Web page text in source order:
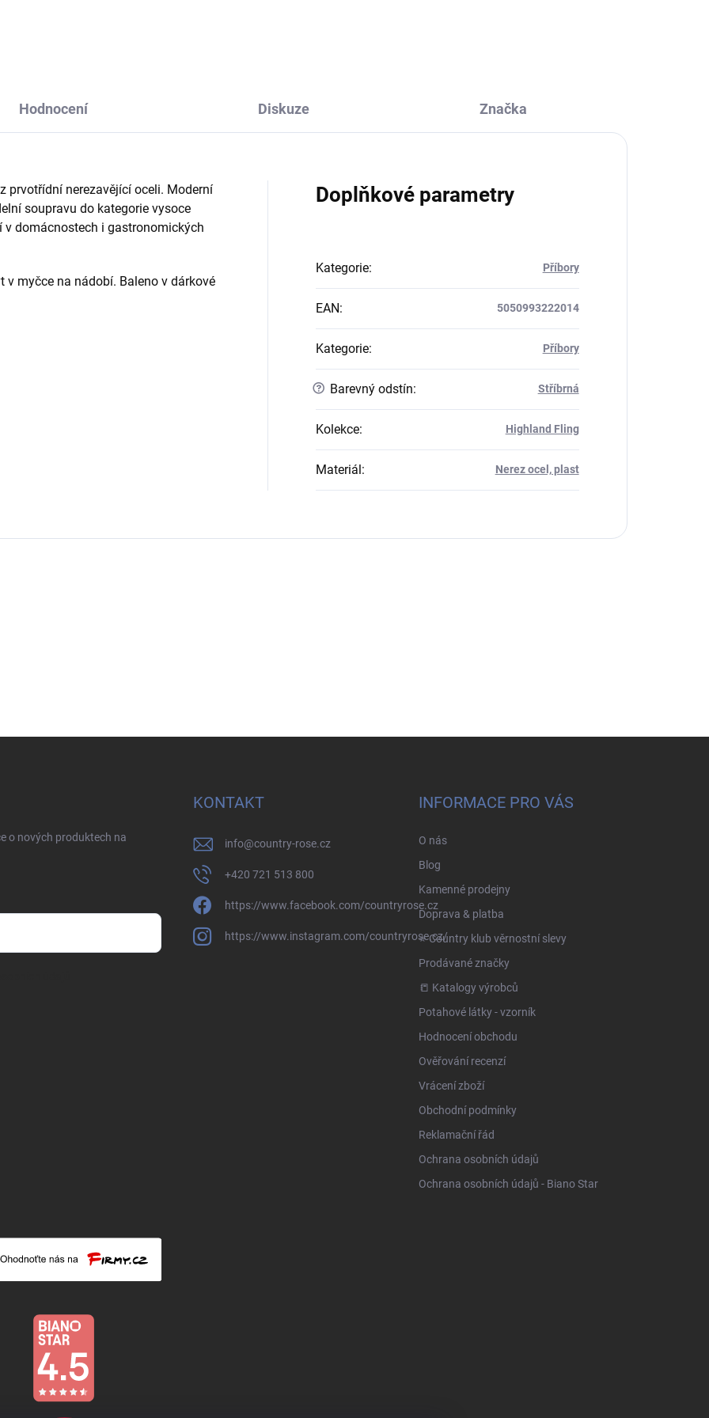
Hodnocení Diskuze Značka
prvotřídní nerezavějící oceli. Moderní
soupravu do kategorie vysoce
domácnostech i gastronomických
v myčce na nádobí. Baleno v dárkové
Doplňkové parametry
Kategorie: Příbory
EAN: 5050993222014
Kategorie: Příbory
? Barevný odstín: Stříbrná
Kolekce: Highland Fling
Materiál: Nerez ocel, plast
o nových produktech na
KONTAKT
info@country-rose.cz
+420 721 513 800
https://www.facebook.com/countryrose.cz
https://www.instagram.com/countryrose.cz/
INFORMACE PRO VÁS
O nás
Blog
Kamenné prodejny
Doprava & platba
⭐️ Country klub věrnostní slevy
Prodávané značky
📒 Katalogy výrobců
Potahové látky - vzorník
Hodnocení obchodu
Ověřování recenzí
Vrácení zboží
Obchodní podmínky
Reklamační řád
Ochrana osobních údajů
Ochrana osobních údajů - Biano Star